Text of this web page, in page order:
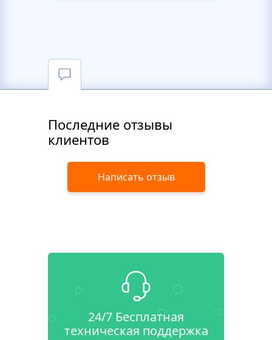
Последние отзывы
клиентов
Написать отзыв
24/7 Бесплатная
техническая поддержка